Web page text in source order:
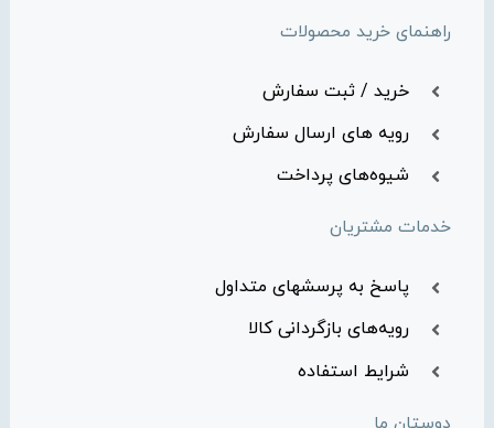
راهنمای خرید محصولات
خرید / ثبت سفارش
رویه های ارسال سفارش
شیوه‌های پرداخت
خدمات مشتریان
پاسخ به پرسشهای متداول
رویه‌های بازگردانی کالا
شرایط استفاده